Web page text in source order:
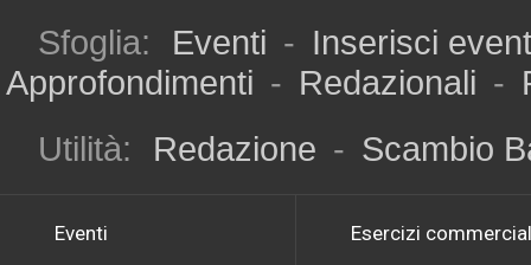
Sfoglia: Eventi - Inserisci
Approfondimenti - Redazionali -
Utilità:
Redazione - Scambio
Eventi Esercizi